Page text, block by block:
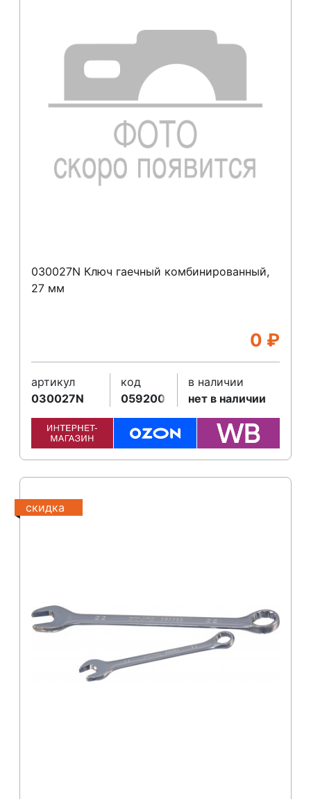
030027N Ключ гаечный комбинированный,
27 мм
0 ₽
артикул
030027N
код
059200
в наличии
нет в наличии
скидка